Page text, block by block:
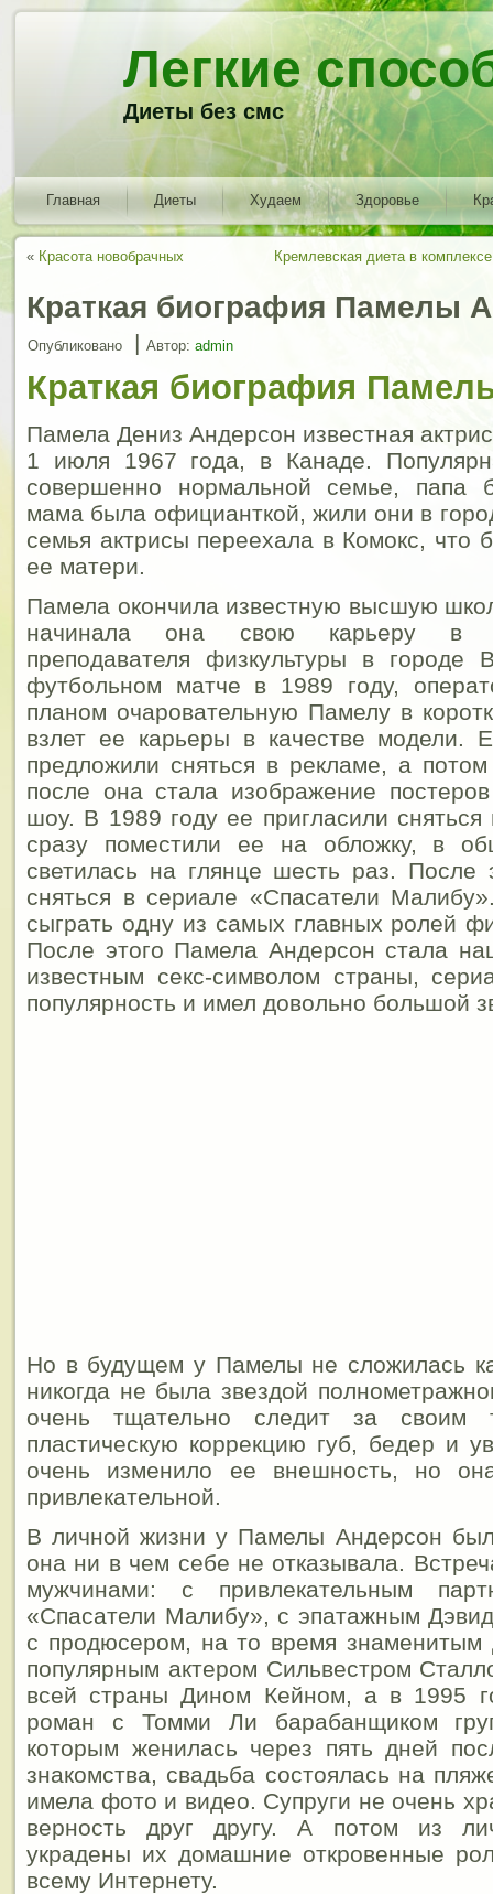
Легкие
Диеты без смс
Главная Диеты Худаем Здоровье
« Красота новобрачных Кремлевская диета в
Краткая биография Памелы
Опубликовано | Автор: admin
Краткая биография
Памела Дениз Андерсон известная
1 июля 1967 года, в Канаде.
совершенно нормальной семье, папа
мама была официанткой, жили они в
семья актрисы переехала в Комокс, что
ее матери.
Памела окончила известную высшую
начинала она свою карьеру в
преподавателя физкультуры в городе
футбольном матче в 1989 году,
планом очаровательную Памелу в
взлет ее карьеры в качестве модели.
предложили сняться в рекламе, а
после она стала изображение
шоу. В 1989 году ее пригласили
сразу поместили ее на обложку, в
светилась на глянце шесть раз. После
сняться в сериале «Спасатели
сыграть одну из самых главных ролей
После этого Памела Андерсон стала
известным секс-символом страны,
популярность и имел довольно большой
Но в будущем у Памелы не сложилась
никогда не была звездой
очень тщательно следит за своим
пластическую коррекцию губ, бедер и
очень изменило ее внешность, но
привлекательной.
В личной жизни у Памелы Андерсон
она ни в чем себе не отказывала.
мужчинами: с привлекательным
«Спасатели Малибу», с эпатажным
с продюсером, на то время
популярным актером Сильвестром
всей страны Дином Кейном, а в 1995
роман с Томми Ли барабанщиком
которым женилась через пять дней
знакомства, свадьба состоялась на
имела фото и видео. Супруги не очень
верность друг другу. А потом из
украдены их домашние откровенные
всему Интернету.